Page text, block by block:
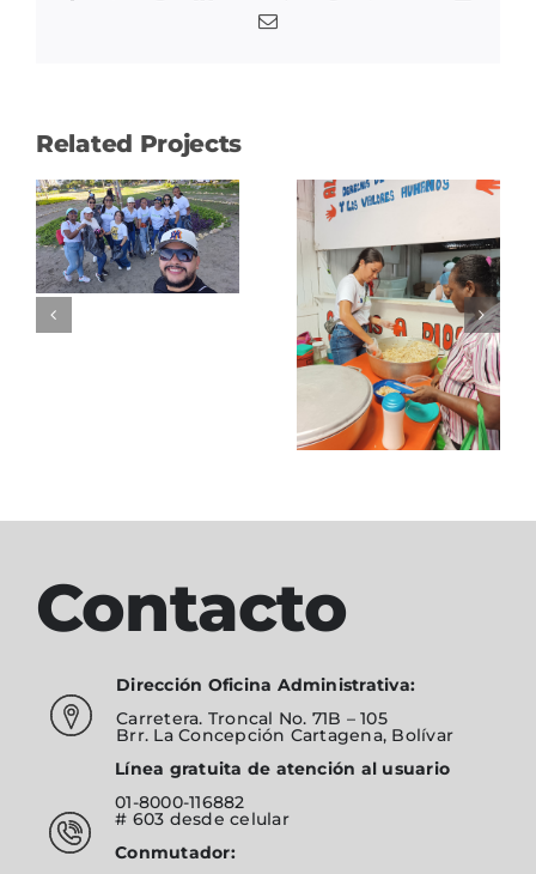
Correo
Related Projects
Apoyo a
Donación
de
mobiliario
Contacto
Dirección Oficina Administrativa:
Carretera. Troncal No. 71B – 105
Brr. La Concepción Cartagena, Bolívar
Línea gratuita de atención al usuario
01-8000-116882
# 603 desde celular
Conmutador: